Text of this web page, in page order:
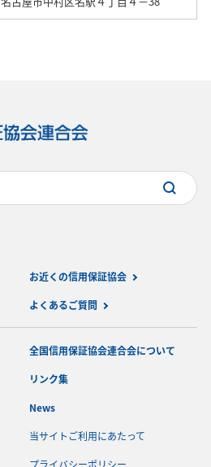
お近くの信用保証協会
よくあるご質問
全国信用保証協会連合会について
リンク集
News
当サイトご利用にあたって
プライバシーポリシー